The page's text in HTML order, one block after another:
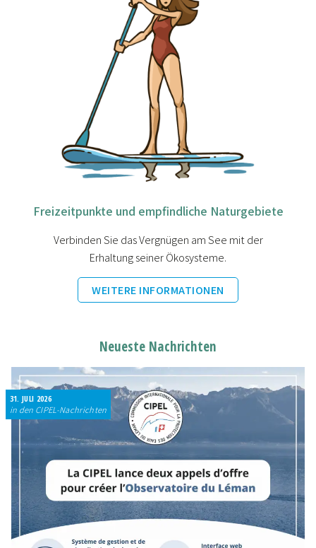
Freizeitpunkte und empfindliche Naturgebiete
Verbinden Sie das Vergnügen am See mit der
Erhaltung seiner Ökosysteme.
WEITERE INFORMATIONEN
Neueste Nachrichten
31. JULI 2026
in den CIPEL-Nachrichten